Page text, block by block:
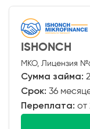
ISHONCH
МКО, Лицензия
Сумма займа:
Срок: 36
Переплата: от